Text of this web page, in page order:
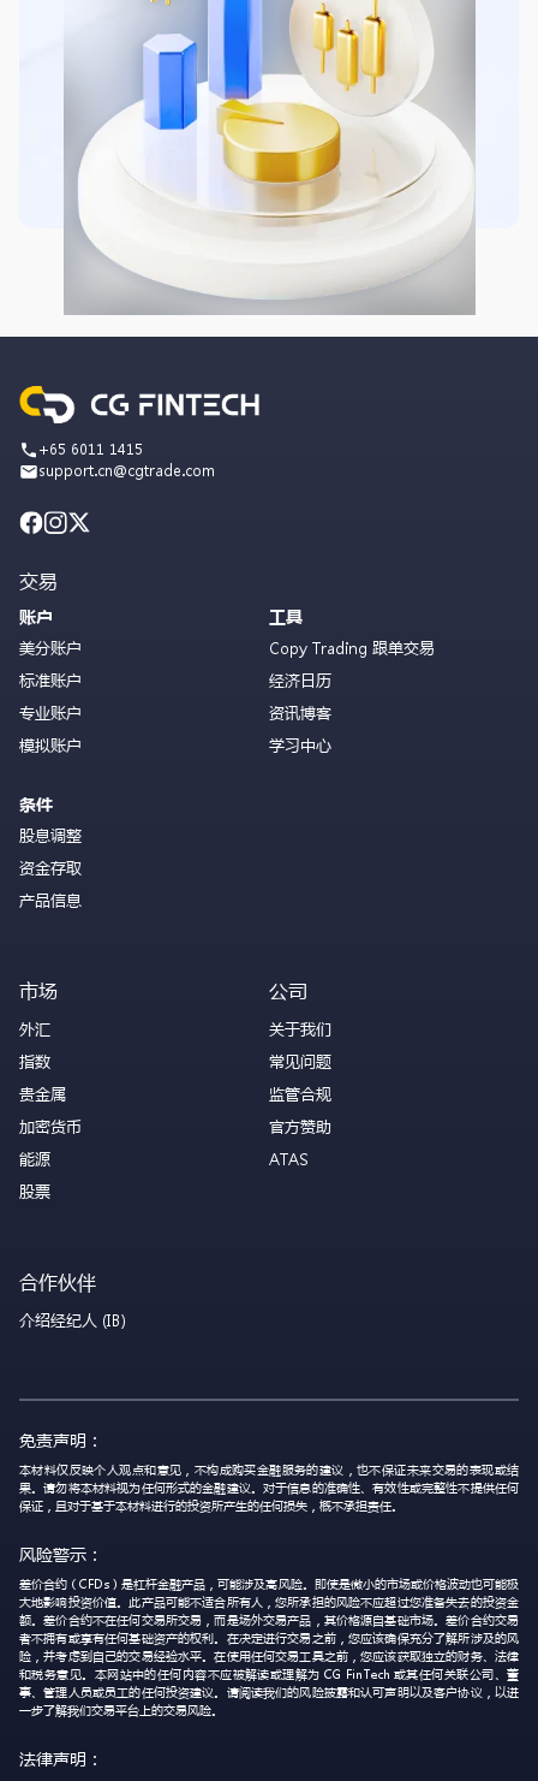
+65 6011 1415
support.cn@cgtrade.com
交易
账户
美分账户
标准账户
专业账户
模拟账户
条件
股息调整
资金存取
产品信息
工具
Copy Trading 跟单交易
经济日历
资讯博客
学习中心
市场
外汇
指数
贵金属
加密货币
能源
股票
公司
关于我们
常见问题
监管合规
官方赞助
ATAS
合作伙伴
介绍经纪人 (IB)
免责声明：
本材料仅反映个人观点和意见，不构成购买金融服务的建议，也不保证未来交易的表现或结
果。请勿将本材料视为任何形式的金融建议。对于信息的准确性、有效性或完整性不提供任何
保证，且对于基于本材料进行的投资所产生的任何损失，概不承担责任。
风险警示：
差价合约（CFDs）是杠杆金融产品，可能涉及高风险。即使是微小的市场或价格波动也可能极
大地影响投资价值。此产品可能不适合所有人，您所承担的风险不应超过您准备失去的投资金
额。差价合约不在任何交易所交易，而是场外交易产品，其价格源自基础市场。差价合约交易
者不拥有或享有任何基础资产的权利。在决定进行交易之前，您应该确保充分了解所涉及的风
险，并考虑到自己的交易经验水平。在使用任何交易工具之前，您应该获取独立的财务、法律
和税务意见。本网站中的任何内容不应被解读或理解为 CG FinTech 或其任何关联公司、董
事、管理人员或员工的任何投资建议。请阅读我们的风险披露和认可声明以及客户协议，以进
一步了解我们交易平台上的交易风险。
法律声明：